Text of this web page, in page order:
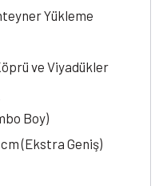
Yükleme
ve Viyadükler
Boy)
(Ekstra Geniş)